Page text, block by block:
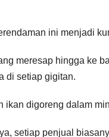
ini menjadi
meresap hingga ke
di setiap gigitan.
ikan digoreng dalam
setiap penjual